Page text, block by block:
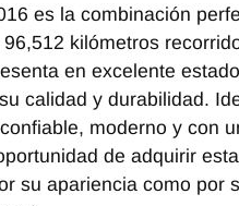
es la combinación
kilómetros
en excelente
calidad y durabilidad.
moderno y con
de adquirir
su apariencia como por